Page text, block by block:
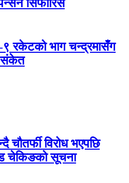
सिफारिस
रकेटको भाग चन्द्रमासँग
संकेत
विरोध भएपछि
चेकिङको सूचना